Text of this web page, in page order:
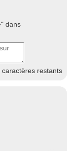
dans
caractères restants